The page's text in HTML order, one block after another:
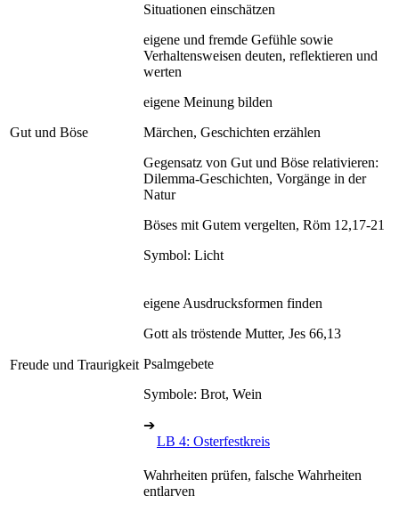
Gut und Böse
Situationen einschätzen
eigene und fremde Gefühle sowie
Verhaltensweisen deuten, reflektieren und
werten
eigene Meinung bilden
Märchen, Geschichten erzählen
Gegensatz von Gut und Böse relativieren:
Dilemma-Geschichten, Vorgänge in der
Natur
Böses mit Gutem vergelten, Röm 12,17-21
Symbol: Licht
Freude und Traurigkeit
eigene Ausdrucksformen finden
Gott als tröstende Mutter, Jes 66,13
Psalmgebete
Symbole: Brot, Wein
➔
LB 4: Osterfestkreis
Wahrheiten prüfen, falsche Wahrheiten
entlarven